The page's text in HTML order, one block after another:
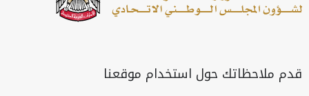
قدم ملاحظاتك حول استخدام موقعنا